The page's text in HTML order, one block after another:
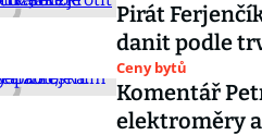
Pirát
danit podle
Ceny bytů
Komentář
elektroměry